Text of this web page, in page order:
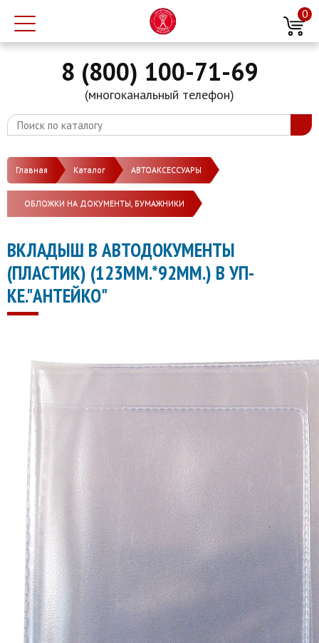
0
8 (800) 100-71-69
(многоканальный телефон)
Главная Каталог АВТОАКСЕССУАРЫ
ОБЛОЖКИ НА ДОКУМЕНТЫ, БУМАЖНИКИ
ВКЛАДЫШ В АВТОДОКУМЕНТЫ
(ПЛАСТИК) (123ММ.*92ММ.) В УП-
КЕ."АНТЕЙКО"